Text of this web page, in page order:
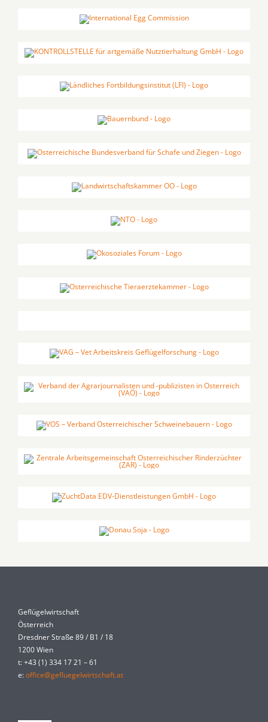
Geflügelwirtschaft
Österreich
Dresdner Straße 89 / B1 / 18
1200 Wien
t: +43 (1) 334 17 21 – 61
e:office@gefluegelwirtschaft.at